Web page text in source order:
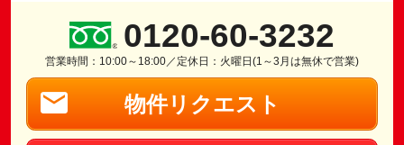
0120-60-3232
営業時間：10:00～18:00／定休日：火曜日(1～3月は無休で営業)
物件リクエスト